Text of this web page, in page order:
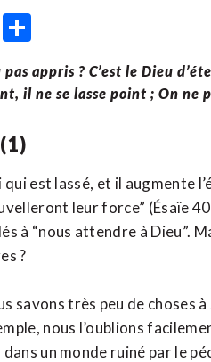
Email
pas appris ? C’est le Dieu
il ne se lasse point ; On ne
est lassé, et il augmente
leur force” (Ésaïe
à “nous attendre à Dieu”.
?
savons très peu de choses
nous l’oublions
un monde ruiné par le